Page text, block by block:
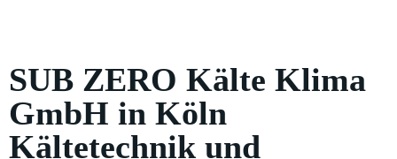
SUB ZERO Kälte Klima
GmbH in Köln
Kältetechnik und